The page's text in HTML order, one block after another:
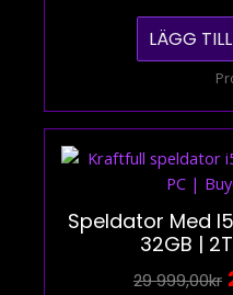
LÄGG
Speldator Med
32GB |
29 999,00Kr